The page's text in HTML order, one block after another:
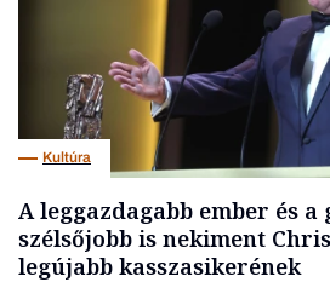
Kultúra
A leggazdagabb ember és a
szélsőjobb is nekiment
legújabb kasszasikerének